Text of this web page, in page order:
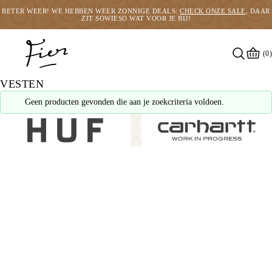
BETER WEER! WE HEBBEN WEER ZONNIGE DEALS:CHECK ONZE SALE , DAAR
ZIT SOWIESO WAT VOOR JE BIJ!
(0)
VESTEN
Geen producten gevonden die aan je zoekcriteria voldoen.